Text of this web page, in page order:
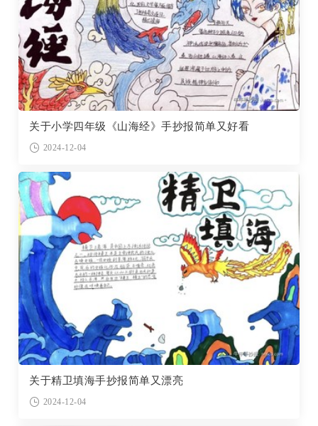
关于小学四年级《山海经》手抄报简单又好看
2024-12-04
关于精卫填海手抄报简单又漂亮
2024-12-04